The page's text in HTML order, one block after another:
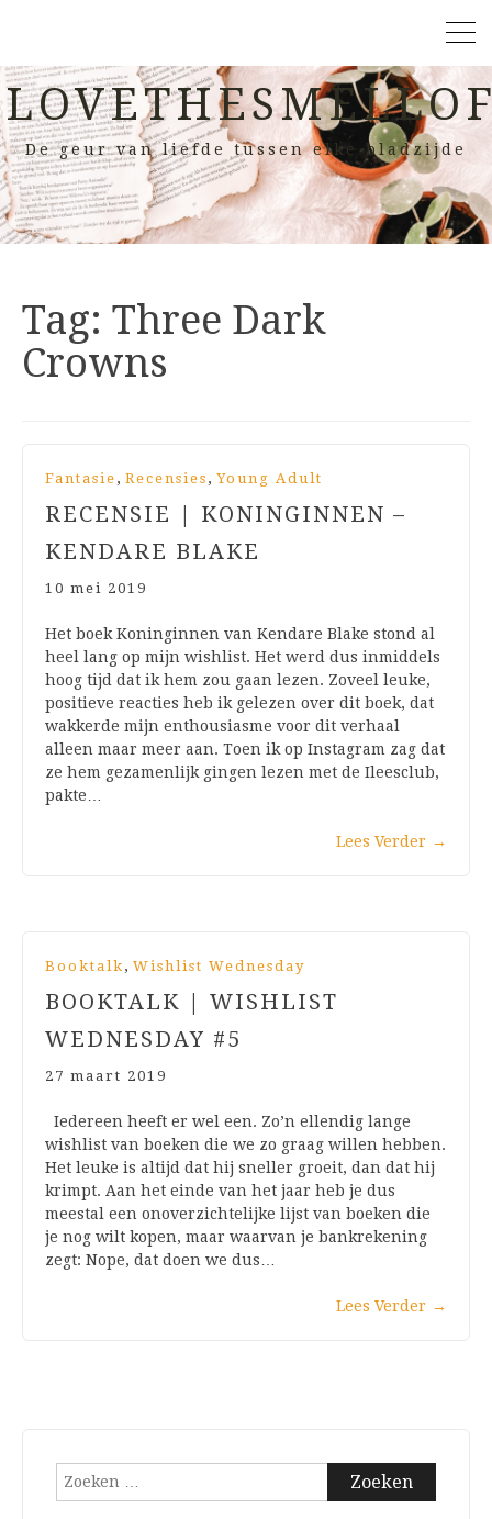
De geur van liefde tussen elke bladzijde
Tag: Three Dark
Crowns
Fantasie , Recensies , Young Adult
RECENSIE | KONINGINNEN –
KENDARE BLAKE
10 mei 2019
Het boek Koninginnen van Kendare Blake stond al
heel lang op mijn wishlist. Het werd dus inmiddels
hoog tijd dat ik hem zou gaan lezen. Zoveel leuke,
positieve reacties heb ik gelezen over dit boek, dat
wakkerde mijn enthousiasme voor dit verhaal
alleen maar meer aan. Toen ik op Instagram zag dat
ze hem gezamenlijk gingen lezen met de Ileesclub,
pakte…
Lees Verder →
Booktalk , Wishlist Wednesday
BOOKTALK | WISHLIST
WEDNESDAY #5
27 maart 2019
Iedereen heeft er wel een. Zo’n ellendig lange
wishlist van boeken die we zo graag willen hebben.
Het leuke is altijd dat hij sneller groeit, dan dat hij
krimpt. Aan het einde van het jaar heb je dus
meestal een onoverzichtelijke lijst van boeken die
je nog wilt kopen, maar waarvan je bankrekening
zegt: Nope, dat doen we dus…
Lees Verder →
Zoeken